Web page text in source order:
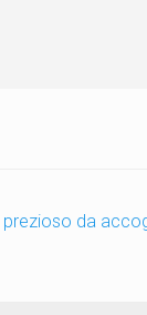
prezioso da